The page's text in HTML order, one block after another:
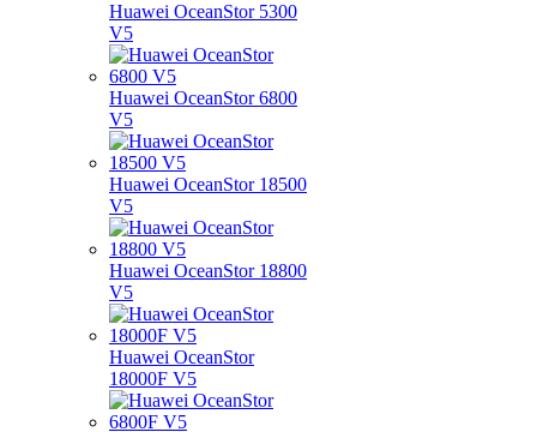
Huawei OceanStor 5300
V5
Huawei OceanStor 6800
V5
Huawei OceanStor 18500
V5
Huawei OceanStor 18800
V5
Huawei OceanStor
18000F V5